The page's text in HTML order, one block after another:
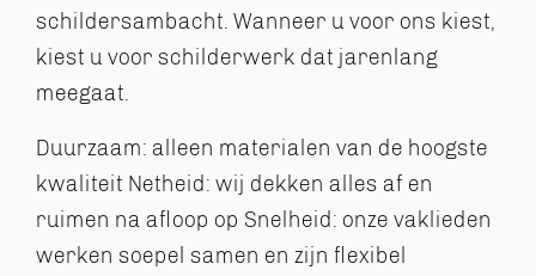
schildersambacht. Wanneer u voor ons kiest,
kiest u voor schilderwerk dat jarenlang
meegaat.
Duurzaam: alleen materialen van de hoogste
kwaliteit Netheid: wij dekken alles af en
ruimen na afloop op Snelheid: onze vaklieden
werken soepel samen en zijn flexibel